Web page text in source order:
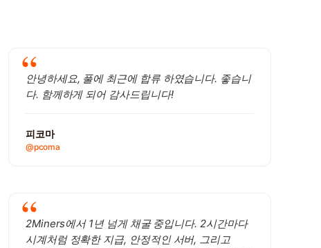
안녕하세요, 풀에 최근에 합류 하였습니다. 좋습니
다. 함께하게 되어 감사드립니다!
피코마
@pcoma
2Miners에서 1년 넘게 채굴 중입니다. 2시간마다
시계처럼 정확한 지급, 안정적인 서버, 그리고